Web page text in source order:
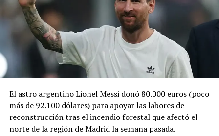
Durante la década de 1990, después de que «Los
Picapiedra» llegaran al cine, Warner Bros. planteó la
posibilidad de llevar también a «Los Supersónicos» a la
pantalla grande. Sin embargo, el proyecto no logró
consolidarse y permaneció archivado durante varias
décadas, hasta que en 2026 se dio vía libre a su
realización, con Jim Carrey como una de las principales
Comparte esto:
Facebook X
El astro argentino Lionel Messi donó 80.000 euros (poco
más de 92.100 dólares) para apoyar las labores de
reconstrucción tras el incendio forestal que afectó el
norte de la región de Madrid la semana pasada.